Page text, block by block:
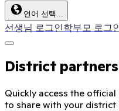
언어 선택...
선생님 로그인학부모 로그
District
Quickly access the
to share with your district